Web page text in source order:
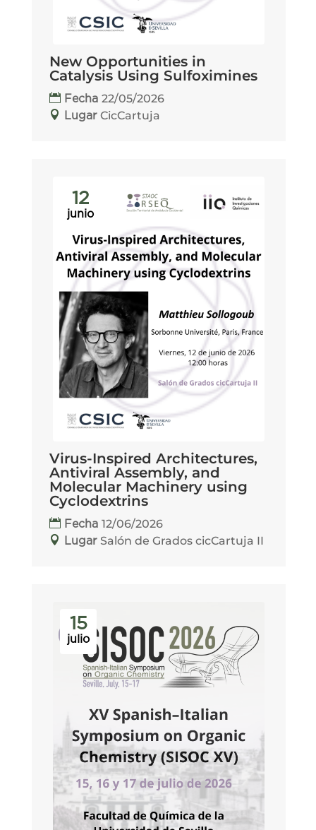
New Opportunities in
Catalysis Using Sulfoximines
Fecha 22/05/2026
Lugar CicCartuja
12
junio
Virus-Inspired Architectures,
Antiviral Assembly, and
Molecular Machinery using
Cyclodextrins
Fecha 12/06/2026
Lugar Salón de Grados cicCartuja II
15
julio